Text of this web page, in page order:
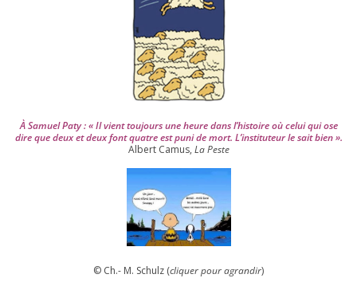
À Samuel Paty : « Il vient tou­jours une heure dans l’his­toire où celui qui ose
dire que deux et deux font quatre est puni de mort. L’instituteur le sait bien ».
Albert Camus, La Peste
© Ch.- M. Schulz (cli­quer pour agran­dir)